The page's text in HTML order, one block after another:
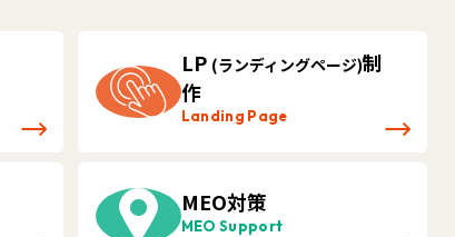
LP (ランディングページ)制
作
Landing Page
MEO対策
MEO Support